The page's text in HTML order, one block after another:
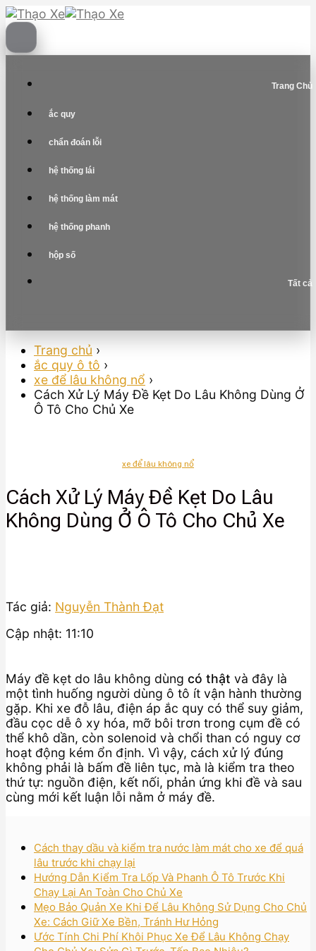
Skip
to
content
Trang Chủ
ắc quy
chẩn đoán lỗi
hệ thống lái
hệ thống làm mát
hệ thống phanh
hộp số
Tất cả
Trang chủ ›
ắc quy ô tô ›
xe để lâu không nổ ›
Cách Xử Lý Máy Đề Kẹt Do Lâu Không Dùng Ở
Ô Tô Cho Chủ Xe
xe để lâu không nổ
Cách Xử Lý Máy Đề Kẹt Do Lâu
Không Dùng Ở Ô Tô Cho Chủ Xe
Tác giả: Nguyễn Thành Đạt
Cập nhật: 11:10
Máy đề kẹt do lâu không dùng có thật và đây là
một tình huống người dùng ô tô ít vận hành thường
gặp. Khi xe đỗ lâu, điện áp ắc quy có thể suy giảm,
đầu cọc dễ ô xy hóa, mỡ bôi trơn trong cụm đề có
thể khô dần, còn solenoid và chổi than có nguy cơ
hoạt động kém ổn định. Vì vậy, cách xử lý đúng
không phải là bấm đề liên tục, mà là kiểm tra theo
thứ tự: nguồn điện, kết nối, phản ứng khi đề và sau
cùng mới kết luận lỗi nằm ở máy đề.
Cách thay dầu và kiểm tra nước làm mát cho xe để quá
lâu trước khi chạy lại
Hướng Dẫn Kiểm Tra Lốp Và Phanh Ô Tô Trước Khi
Chạy Lại An Toàn Cho Chủ Xe
Mẹo Bảo Quản Xe Khi Để Lâu Không Sử Dụng Cho Chủ
Xe: Cách Giữ Xe Bền, Tránh Hư Hỏng
Ước Tính Chi Phí Khôi Phục Xe Để Lâu Không Chạy